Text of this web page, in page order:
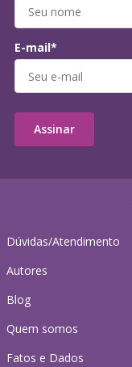
Dúvidas/Atendimento
Autores
Blog
Quem somos
Fatos e Dados
E-mail*
Assinar